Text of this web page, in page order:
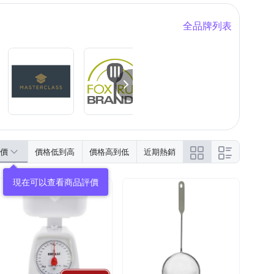
全品牌列表
價格低到高 價格高到低 近期熱銷